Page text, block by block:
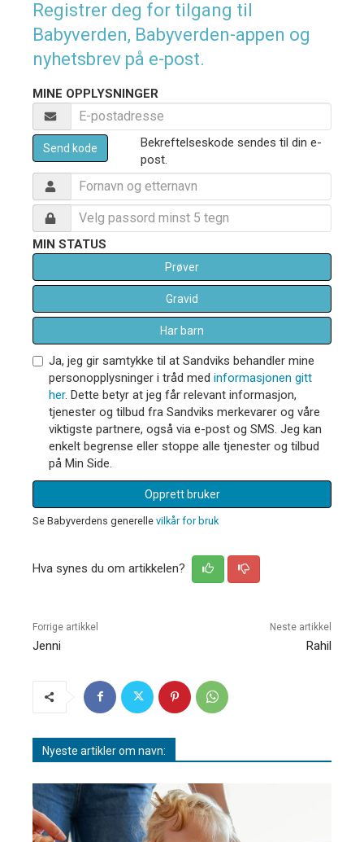
Registrer deg for tilgang til
Babyverden, Babyverden-appen og
nyhetsbrev på e-post.
MINE OPPLYSNINGER
Send kode
Bekreftelseskode sendes til din e-
post.
MIN STATUS
Prøver
Gravid
Har barn
Ja, jeg gir samtykke til at Sandviks behandler mine
personopplysninger i tråd med informasjonen gitt
her. Dette betyr at jeg får relevant informasjon,
tjenester og tilbud fra Sandviks merkevarer og våre
viktigste partnere, også via e-post og SMS. Jeg kan
enkelt begrense eller stoppe alle tjenester og tilbud
på Min Side.
Opprett bruker
Se Babyverdens generelle vilkår for bruk
Hva synes du om artikkelen?
Forrige artikkel
Jenni
Neste artikkel
Rahil
Nyeste artikler om navn: